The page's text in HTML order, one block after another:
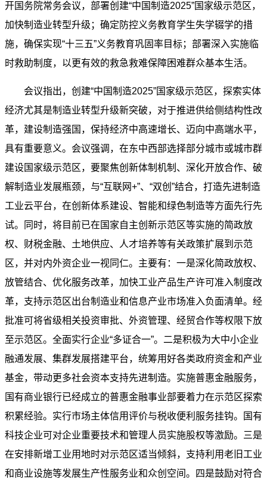
开国务院常务会议，部署创建“中国制造2025”国家级示范区，
加快制造业转型升级；确定防控义务教育学生失学辍学的措
施，确保实现“十三五”义务教育巩固率目标；部署深入实施临
时救助制度，以更有效的救急救难保障困难群众基本生活。
会议指出，创建“中国制造2025”国家级示范区，探索实体
经济尤其是制造业转型升级新突破，对于推进供给侧结构性改
革，建设制造强国，保持经济中高速增长、迈向中高端水平，
具有重要意义。会议强调，在东中西部选择部分城市或城市群
建设国家级示范区，要聚焦创新体制机制、深化开放合作、破
解制造业发展瓶颈，与“互联网+”、“双创”结合，打造先进制造
工业云平台，在创新体系建设、智能和绿色制造等方面先行先
试。同时，将目前已在国家自主创新示范区等实施的简政放
权、财税金融、土地供应、人才培养等有关政策扩展到示范
区，并对内外资企业一视同仁。主要有：一是深化简政放权、
放管结合、优化服务改革，加快工业产品生产许可准入制度改
革，支持示范区出台制造业和信息产业市场准入负面清单。经
批准可将省级相关投资审批、外资管理、经贸合作等权限下放
至示范区。全面实行企业“多证合一”。二是积极为大中小企业
融通发展、集群发展搭建平台，统筹用好各类政府资金和产业
基金，带动更多社会资本支持先进制造。实施普惠金融服务，
国有商业银行已经成立的普惠金融事业部要着力在示范区探索
积累经验。实行市场主体信用评价与税收便利服务挂钩。国有
科技企业可对企业重要技术和管理人员实施股权等激励。三是
在安排新增工业用地时对示范区适当倾斜，支持利用老旧工业
和商业设施等发展生产性服务业和众创空间。四是鼓励对符合